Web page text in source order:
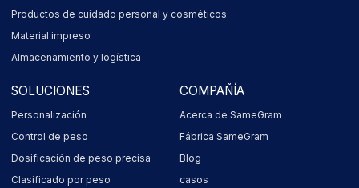
Productos de cuidado personal y cosméticos
Material impreso
Almacenamiento y logística
SOLUCIONES
Personalización
Control de peso
Dosificación de peso precisa
Clasificado por peso
COMPAÑÍA
Acerca de SameGram
Fábrica SameGram
Blog
casos